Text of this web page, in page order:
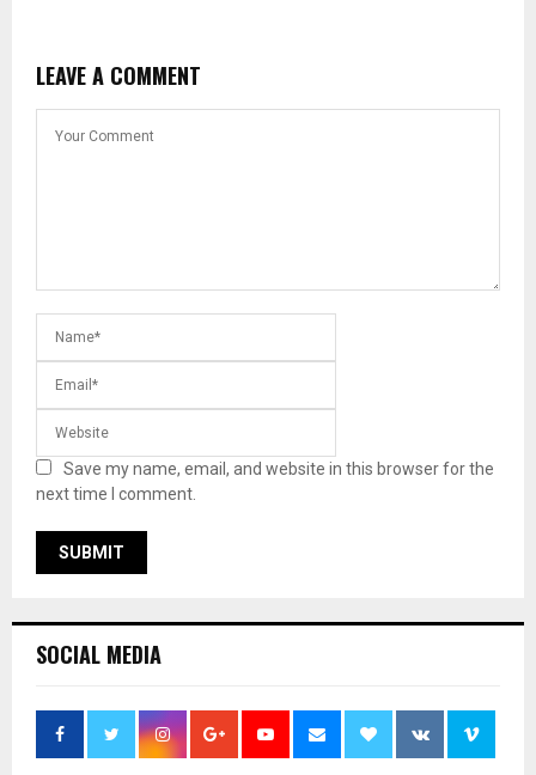
LEAVE A COMMENT
Save my name, email, and website in this browser for the
next time I comment.
SOCIAL MEDIA